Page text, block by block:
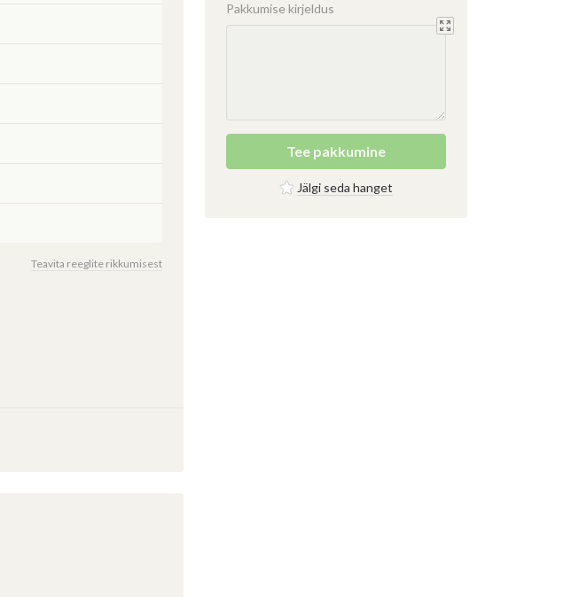
Teavita reeglite rikkumisest
Pakkumise kirjeldus
Tee pakkumine
Jälgi seda hanget